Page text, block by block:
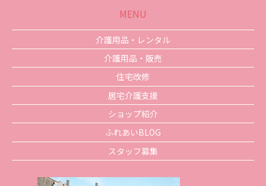
MENU
介護用品・レンタル
介護用品・販売
住宅改修
居宅介護支援
ショップ紹介
ふれあいBLOG
スタッフ募集